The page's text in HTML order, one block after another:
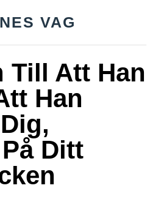
VAG
Till Att Han
Han
Ditt